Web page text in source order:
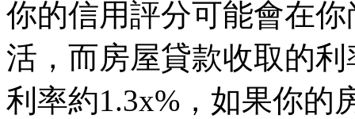
你的信用評分可能會在
活，而房屋貸款收取的
利率約1.3x%，如果你的